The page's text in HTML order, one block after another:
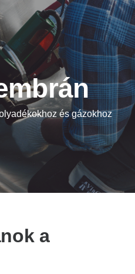
és gázokhoz
a